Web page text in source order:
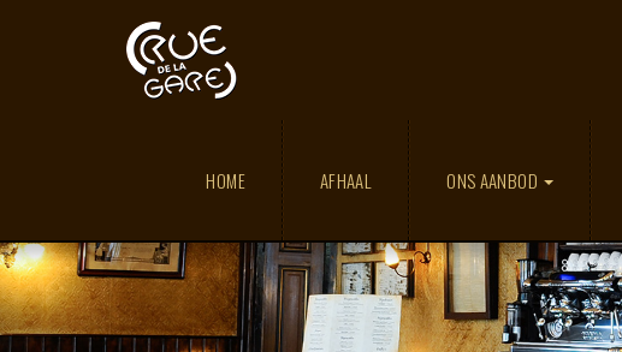
HOME AFHAAL ONS AANBOD